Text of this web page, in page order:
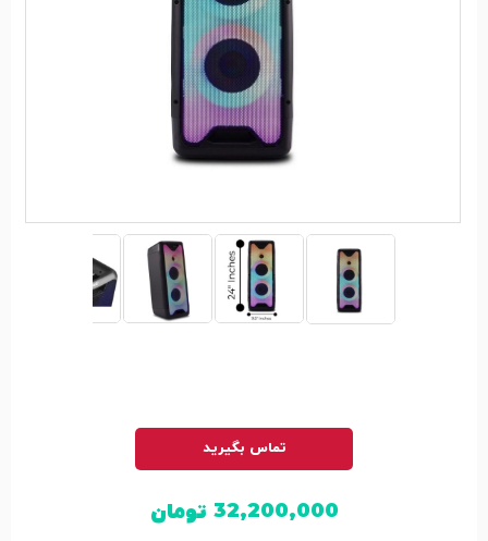
تماس بگیرید
32,200,000 تومان